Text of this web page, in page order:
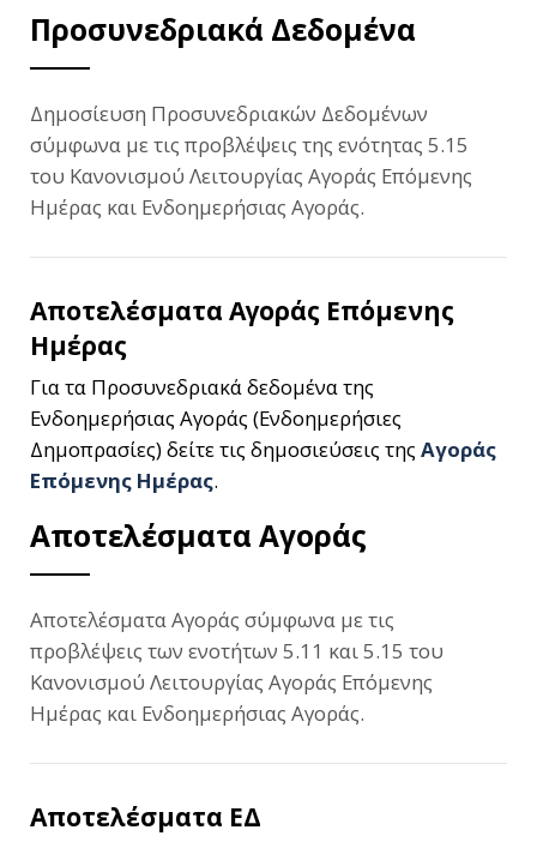
Προσυνεδριακά Δεδομένα
Δημοσίευση Προσυνεδριακών Δεδομένων
σύμφωνα με τις προβλέψεις της ενότητας 5.15
του Κανονισμού Λειτουργίας Αγοράς Επόμενης
Ημέρας και Ενδοημερήσιας Αγοράς.
Αποτελέσματα Αγοράς Επόμενης
Ημέρας
Για τα Προσυνεδριακά δεδομένα της
Ενδοημερήσιας Αγοράς (Ενδοημερήσιες
Δημοπρασίες) δείτε τις δημοσιεύσεις της Αγοράς
Επόμενης Ημέρας.
Αποτελέσματα Αγοράς
Αποτελέσματα Αγοράς σύμφωνα με τις
προβλέψεις των ενοτήτων 5.11 και 5.15 του
Κανονισμού Λειτουργίας Αγοράς Επόμενης
Ημέρας και Ενδοημερήσιας Αγοράς.
Αποτελέσματα ΕΔ